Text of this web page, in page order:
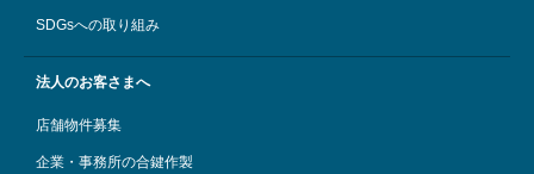
SDGsへの取り組み
法人のお客さまへ
店舗物件募集
企業・事務所の合鍵作製